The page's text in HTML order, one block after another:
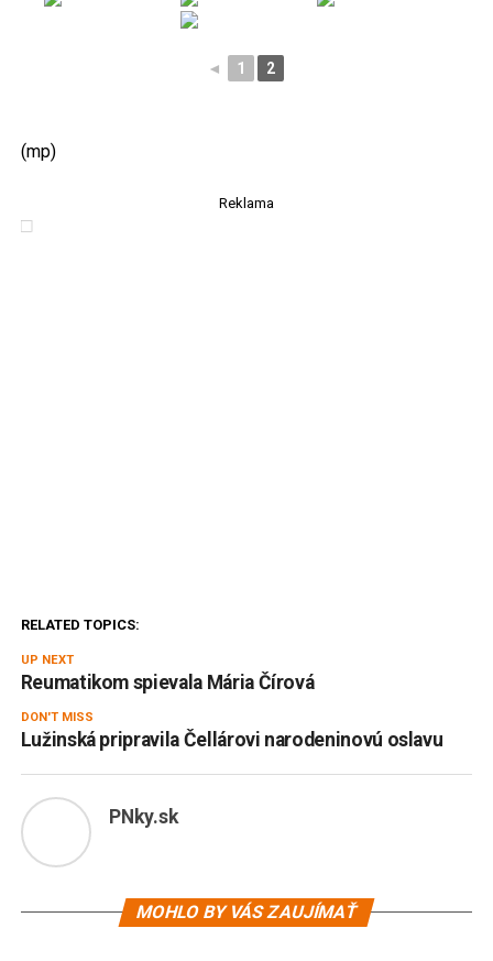
◄ 1 2
(mp)
Reklama
RELATED TOPICS:
UP NEXT
Reumatikom spievala Mária Čírová
DON'T MISS
Lužinská pripravila Čellárovi narodeninovú oslavu
PNky.sk
MOHLO BY VÁS ZAUJÍMAŤ